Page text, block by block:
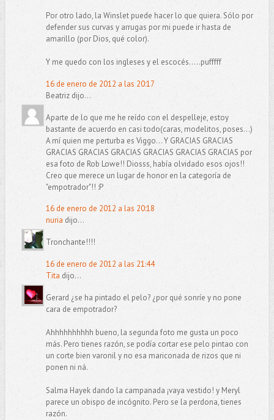
Por otro lado, la Winslet puede hacer lo que quiera. Sólo por
defender sus curvas y arrugas por mi puede ir hasta de
amarillo (por Dios, qué color).
Y me quedo con los ingleses y el escocés.....pufffff
16 de enero de 2012 a las 20:17
Beatriz dijo...
Aparte de lo que me he reído con el despelleje, estoy
bastante de acuerdo en casi todo(caras, modelitos, poses...)
A mí quien me perturba es Viggo... Y GRACIAS GRACIAS
GRACIAS GRACIAS GRACIAS GRACIAS GRACIAS GRACIAS por
esa foto de Rob Lowe!! Diosss, había olvidado esos ojos!!
Creo que merece un lugar de honor en la categoría de
"empotrador"!! :P
16 de enero de 2012 a las 20:18
nuria dijo...
Tronchante!!!!
16 de enero de 2012 a las 21:44
Tita dijo...
Gerard ¿se ha pintado el pelo? ¿por qué sonríe y no pone
cara de empotrador?
Ahhhhhhhhhh bueno, la segunda foto me gusta un poco
más. Pero tienes razón, se podía cortar ese pelo pintao con
un corte bien varonil y no esa mariconada de rizos que ni
ponen ni ná.
Salma Hayek dando la campanada ¡vaya vestido! y Meryl
parece un obispo de incógnito. Pero se la perdona, tienes
razón.